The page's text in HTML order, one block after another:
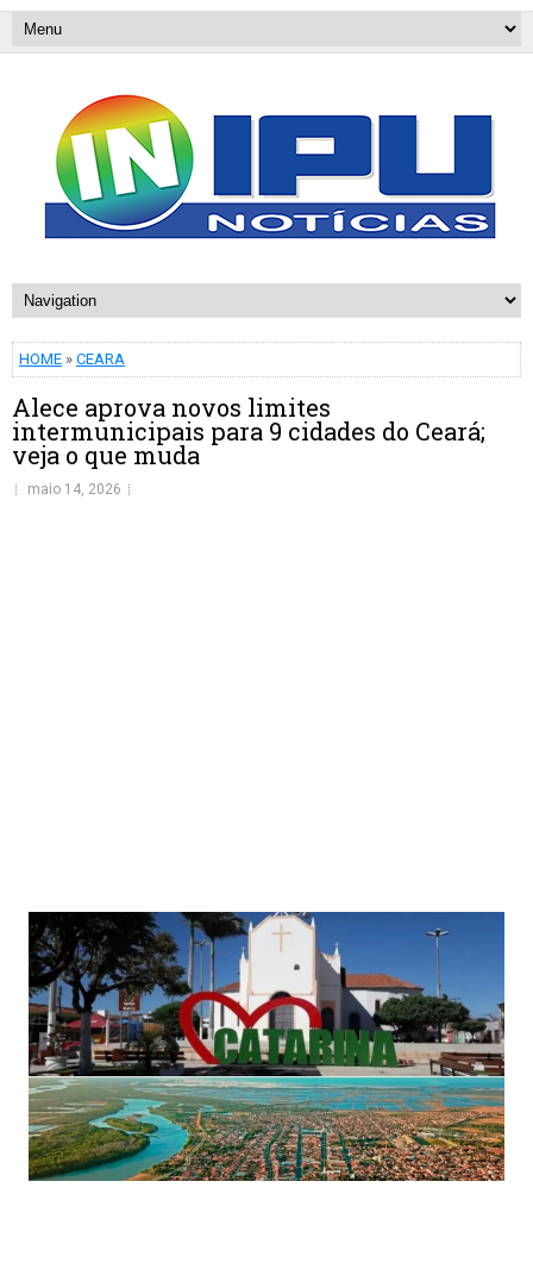
HOME » CEARA
Alece aprova novos limites
intermunicipais para 9 cidades do Ceará;
veja o que muda
maio 14, 2026